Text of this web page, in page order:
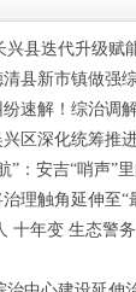
兴县迭代升级赋
县新市镇做强
速解！综治调
区深化统筹推
”：安吉“哨声”
理触角延伸至“
十年变 生态警